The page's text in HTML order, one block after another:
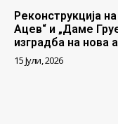
Реконструкција
Ацев“ и „Даме
изградба на нова
15 Јули, 2026